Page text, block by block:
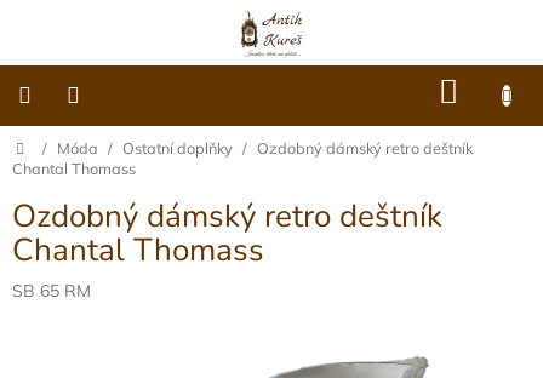
KOŠÍK
nás
Dárkové
poukazy
Šperky
Domů
/ Móda / Ostatní doplňky / Ozdobný dámský retro deštník
Chantal Thomass
Ozdobný dámský retro deštník
Chantal Thomass
SB 65 RM